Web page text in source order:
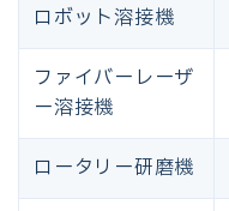
ロボット溶接機
ファイバーレーザ
ー溶接機
ロータリー研磨機